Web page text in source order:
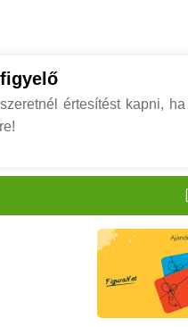
értesítést kapni,